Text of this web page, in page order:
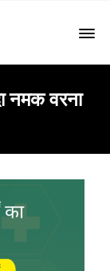
नमक वरना